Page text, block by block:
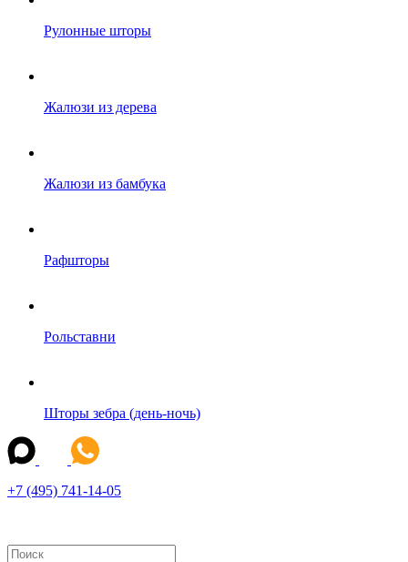
Рулонные шторы
Жалюзи из дерева
Жалюзи из бамбука
Рафшторы
Рольставни
Шторы зебра (день-ночь)
+7 (495) 741-14-05